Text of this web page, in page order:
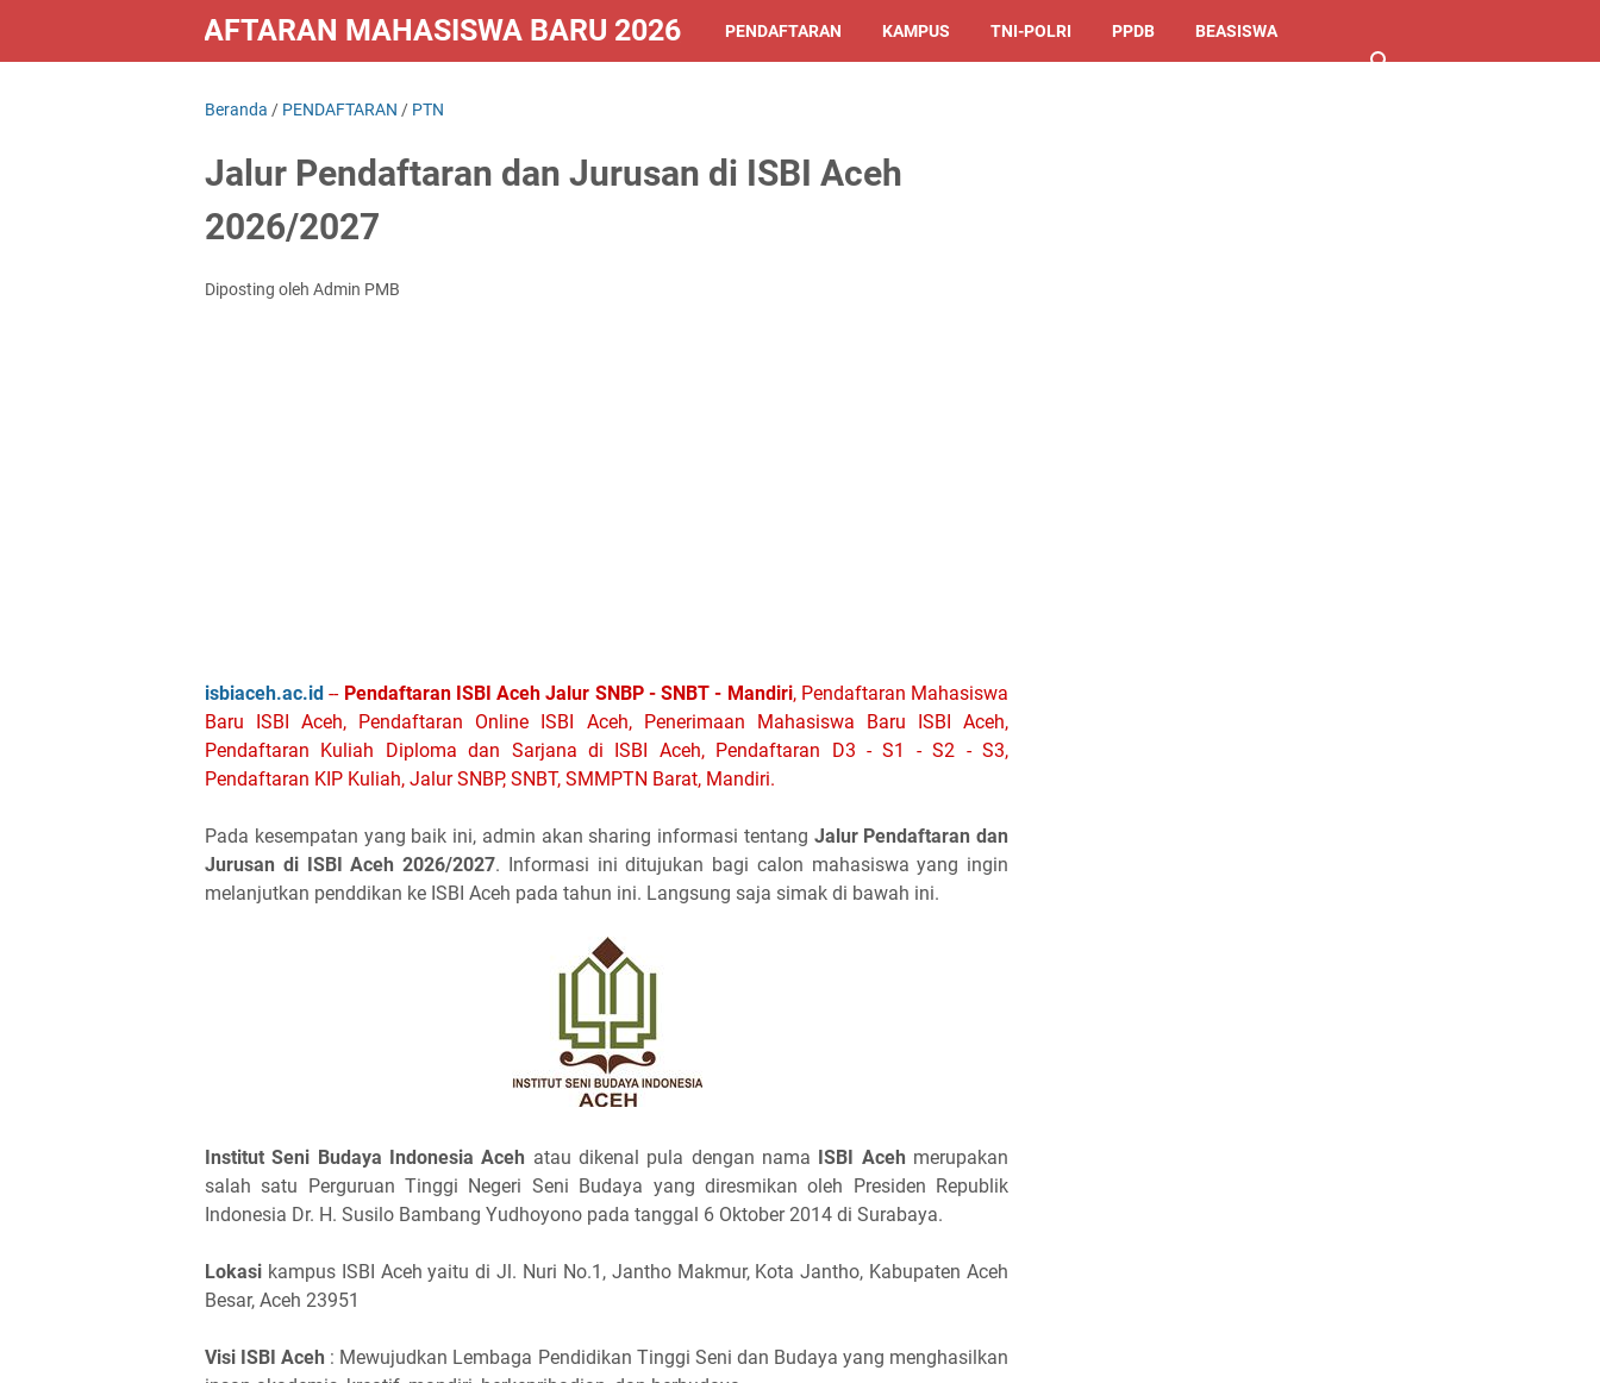
PENDAFTARAN MAHASISWA BARU 2026/2027PENDAFTARAN KAMPUS TNI-POLRI PPDB BEASISWA
Beranda / PENDAFTARAN / PTN
Jalur Pendaftaran dan Jurusan di ISBI Aceh
2026/2027
Diposting oleh Admin PMB
isbiaceh.ac.id -- Pendaftaran ISBI Aceh Jalur SNBP - SNBT - Mandiri, Pendaftaran Mahasiswa
Baru ISBI Aceh, Pendaftaran Online ISBI Aceh,
Penerimaan Mahasiswa Baru ISBI Aceh,
Pendaftaran Kuliah Diploma dan Sarjana di ISBI Aceh, Pendaftaran D3 - S1 - S2 - S3,
Pendaftaran KIP Kuliah, Jalur SNBP, SNBT, SMMPTN Barat, Mandiri.
Pada kesempatan yang baik ini, admin akan sharing informasi tentang Jalur Pendaftaran dan
Jurusan di ISBI Aceh 2026/2027. Informasi ini ditujukan bagi calon mahasiswa yang ingin
melanjutkan penddikan ke ISBI Aceh pada tahun ini. Langsung saja simak di bawah ini.
Institut Seni Budaya Indonesia Aceh atau dikenal pula dengan nama ISBI Aceh merupakan
salah satu Perguruan Tinggi Negeri Seni Budaya yang diresmikan oleh Presiden Republik
Indonesia Dr. H. Susilo Bambang Yudhoyono pada tanggal 6 Oktober 2014 di Surabaya.
Lokasi kampus ISBI Aceh yaitu di Jl. Nuri No.1, Jantho Makmur, Kota Jantho, Kabupaten Aceh
Besar, Aceh 23951
Visi ISBI Aceh : Mewujudkan Lembaga Pendidikan Tinggi Seni dan Budaya yang menghasilkan